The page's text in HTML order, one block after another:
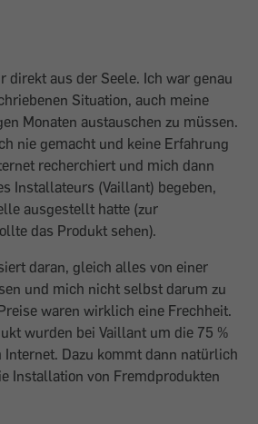
aus der Seele. Ich war genau
Situation, auch meine
Monaten austauschen zu müssen.
nie gemacht und keine Erfahrung
recherchiert und mich dann
Installateurs (Vaillant) begeben,
ausgestellt hatte (zur
das Produkt sehen).
daran, gleich alles von einer
und mich nicht selbst darum zu
waren wirklich eine Frechheit.
wurden bei Vaillant um die 75 %
Dazu kommt dann natürlich
Installation von Fremdprodukten